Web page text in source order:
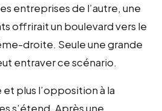
entreprises de l’autre, une
offrirait un boulevard vers le
droite. Seule une grande
entraver ce scénario.
plus l’opposition à la
s’étend. Après une